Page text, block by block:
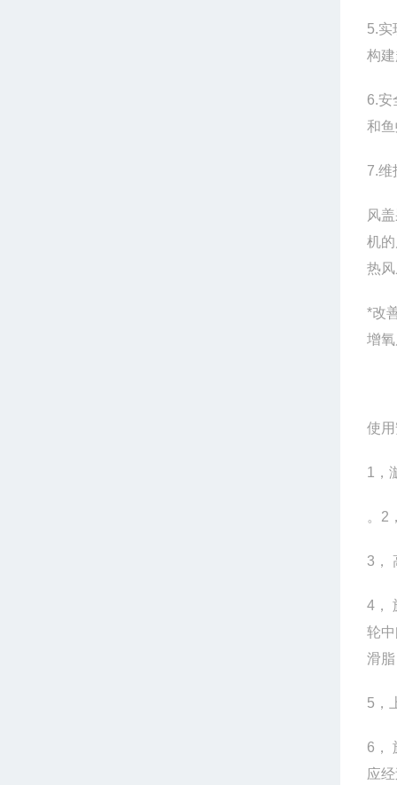
5.实
构
6.安
和
7.维
风
机
热
*改
增
使
1，
。2
3，
4，
轮
滑
5，
6，
应